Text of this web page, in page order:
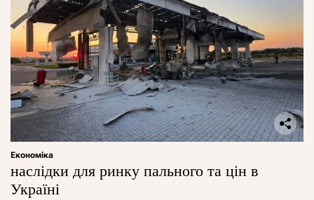
Економіка
наслідки для ринку пального та цін в
Україні